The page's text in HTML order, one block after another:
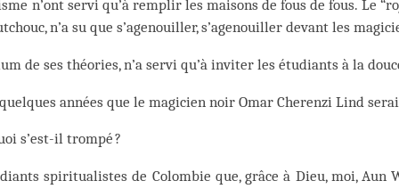
n’ont servi qu’à remplir les maisons de fous de fous. Le
n’a su que s’agenouiller, s’agenouiller devant les
de ses théories, n’a servi qu’à inviter les étudiants à la
années que le magicien noir Omar Cherenzi Lind
s’est-il trompé ?
spiritualistes de Colombie que, grâce à Dieu, moi, Aun